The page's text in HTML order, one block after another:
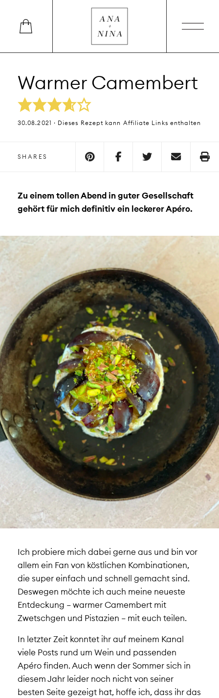
Warmer Camembert
30.08.2021 · Dieses Rezept kann Affiliate Links enthalten
SHARES
Zu einem tollen Abend in guter Gesellschaft
gehört für mich definitiv ein leckerer Apéro.
Ich probiere mich dabei gerne aus und bin vor
allem ein Fan von köstlichen Kombinationen,
die super einfach und schnell gemacht sind.
Deswegen möchte ich auch meine neueste
Entdeckung – warmer Camembert mit
Zwetschgen und Pistazien – mit euch teilen.
In letzter Zeit konntet ihr auf meinem Kanal
viele Posts rund um Wein und passenden
Apéro finden. Auch wenn der Sommer sich in
diesem Jahr leider noch nicht von seiner
besten Seite gezeigt hat, hoffe ich, dass ihr das